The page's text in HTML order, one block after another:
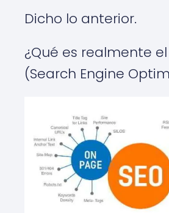
Dicho lo anterior.
¿Qué es realmente el
(Search Engine